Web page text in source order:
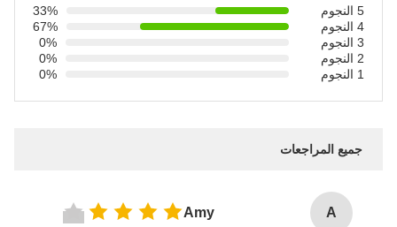
5 النجوم
33%
4 النجوم
67%
3 النجوم
0%
2 النجوم
0%
1 النجوم
0%
جميع المراجعات
A
Amy